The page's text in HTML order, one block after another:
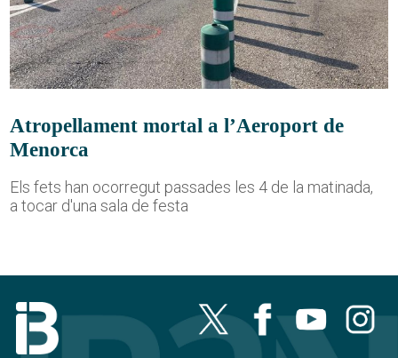
Atropellament mortal a l’Aeroport de
Menorca
Els fets han ocorregut passades les 4 de la matinada,
a tocar d'una sala de festa